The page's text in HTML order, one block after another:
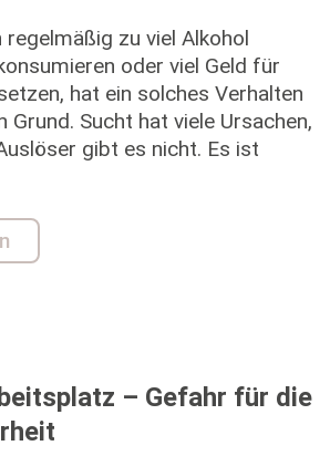
regelmäßig zu viel Alkohol
oder viel Geld für
hat ein solches Verhalten
Sucht hat viele Ursachen,
gibt es nicht. Es ist
– Gefahr für die